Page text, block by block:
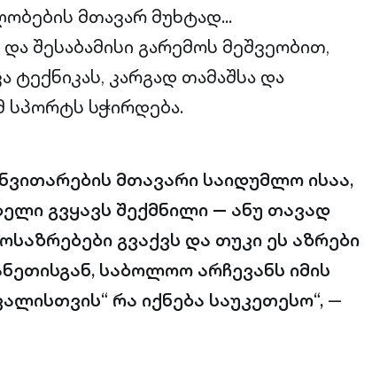
მთავარ მუხტად…
შესაბამისი გარემოს მეშვეობით,
კარგად თამაშსა და
სპორტს სჭირდება.
მთავარი საიდუმლო ისაა,
გვყავს შექმნილი — ანუ თავად
გვაქვს და თუკი ეს აზრები
საბოლოო არჩევანს იმის
რა იქნება საუკეთესო“, —